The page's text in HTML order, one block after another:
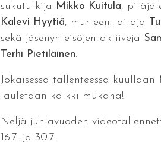
sukututkija Mikko Kuitula,
Kalevi Hyytiä, murteen taitaja
sekä jäsenyhteisöjen aktiiveja
Terhi Pietiläinen.
Jokaisessa tallenteessa kuullaan
lauletaan kaikki mukana!
Neljä juhlavuoden
16.7. ja 30.7.